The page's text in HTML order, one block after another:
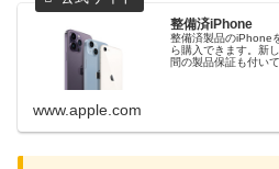
整備済iPhone
整備済製品のiPhone
ら購入できます。新
間の製品保証も付い
www.apple.com